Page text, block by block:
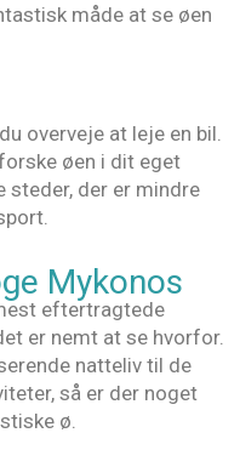
måde at se øen
overveje at leje en bil.
øen i dit eget
steder, der er mindre
Mykonos
eftertragtede
er nemt at se hvorfor.
natteliv til de
så er der noget
ø.